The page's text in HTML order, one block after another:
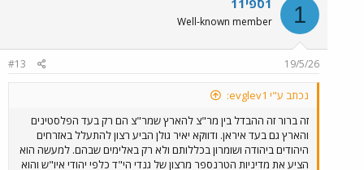
t
i
n
1 1ספי11
Well-known member
19/5/26
#13
נכתב ע"י evglev1:
זה ברור זה ההבדל בין מר"צ להארץ שמר"צ הם רק בעד הפלסטינים
והארץ גם בעד איראן. ודווקא יאיר גולן הביע רצון להתעלל באזרחים
היהודים ביהודה ושומרון בכללותם ולא רק באלימים שבהם. למעשה הוא
הציע את מדיניות הטרנספר מרצון של גנדי הי"ד כלפי יהודי איו"ש והוא